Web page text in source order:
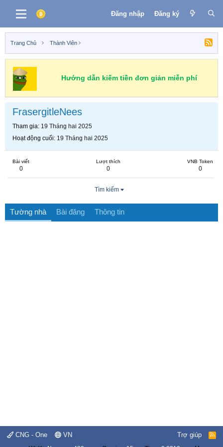
Đăng nhập Đăng ký
Trang Chủ Thành Viên
Hướng dẫn kiếm tiền đơn giản miễn phí
FrasergitleNees
Tham gia 19 Tháng hai 2025
Hoạt động cuối 19 Tháng hai 2025
Bài viết
0
Lượt thích
0
VNB Token
0
Tìm kiếm
Tường nhà Bài đăng Thông tin
CNG - One VN Trợ giúp
R